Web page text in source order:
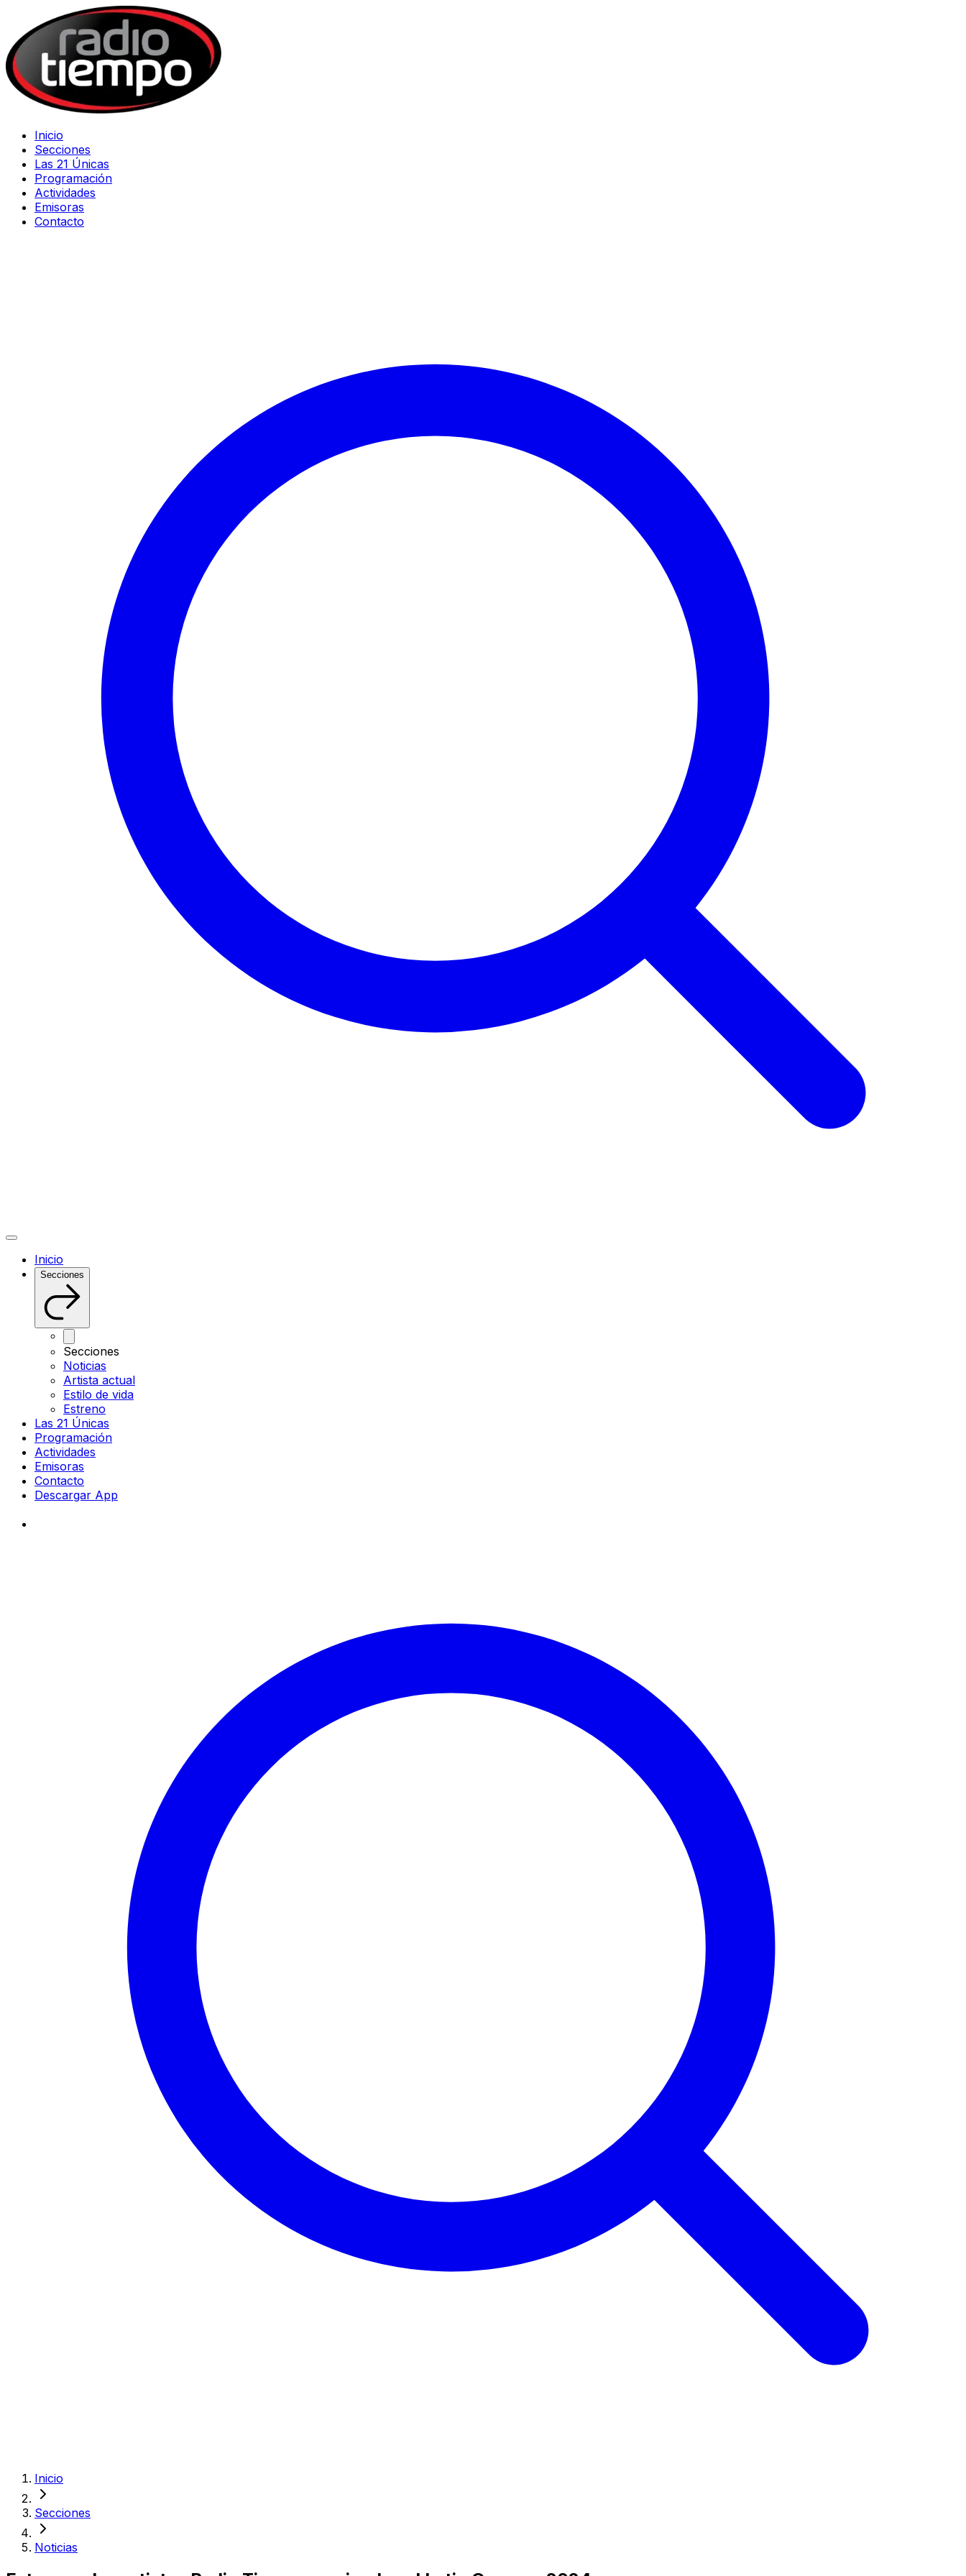
Inicio
Secciones
Las 21 Únicas
Programación
Actividades
Emisoras
Contacto
Inicio
Secciones
Secciones
Noticias
Artista actual
Estilo de vida
Estreno
Las 21 Únicas
Programación
Actividades
Emisoras
Contacto
Descargar App
Inicio
Secciones
Noticias